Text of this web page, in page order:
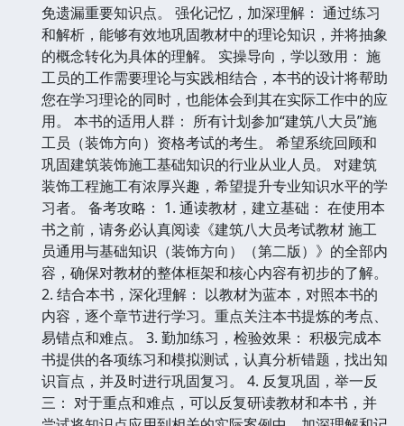
免遗漏重要知识点。 强化记忆，加深理解： 通过练习
和解析，能够有效地巩固教材中的理论知识，并将抽象
的概念转化为具体的理解。 实操导向，学以致用： 施
工员的工作需要理论与实践相结合，本书的设计将帮助
您在学习理论的同时，也能体会到其在实际工作中的应
用。 本书的适用人群： 所有计划参加“建筑八大员”施
工员（装饰方向）资格考试的考生。 希望系统回顾和
巩固建筑装饰施工基础知识的行业从业人员。 对建筑
装饰工程施工有浓厚兴趣，希望提升专业知识水平的学
习者。 备考攻略： 1. 通读教材，建立基础： 在使用本
书之前，请务必认真阅读《建筑八大员考试教材 施工
员通用与基础知识（装饰方向）（第二版）》的全部内
容，确保对教材的整体框架和核心内容有初步的了解。
2. 结合本书，深化理解： 以教材为蓝本，对照本书的
内容，逐个章节进行学习。重点关注本书提炼的考点、
易错点和难点。 3. 勤加练习，检验效果： 积极完成本
书提供的各项练习和模拟测试，认真分析错题，找出知
识盲点，并及时进行巩固复习。 4. 反复巩固，举一反
三： 对于重点和难点，可以反复研读教材和本书，并